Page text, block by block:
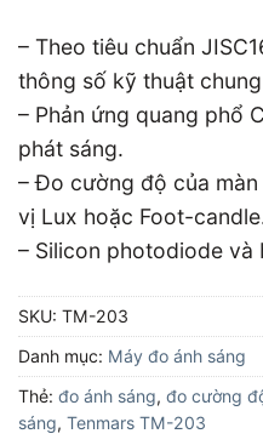
– Theo tiêu chuẩn
thông số kỹ thuật
– Phản ứng quang phổ
phát sáng.
– Đo cường độ của
vị Lux hoặc Foot-
– Silicon photodiode và
SKU: TM-203
Danh mục: Máy đo ánh sáng
Thẻ: đo ánh sáng, đo cường
sáng, Tenmars TM-203